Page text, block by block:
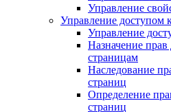
Управление
Управление доступом
Управление
Назначение прав
страницам
Наследование
страниц
Определение
страниц